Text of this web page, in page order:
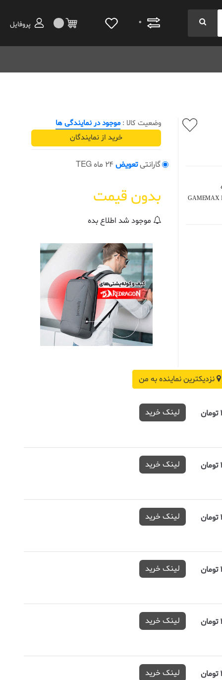
0 پروفایل
GAMEMAX
وضعیت کالا : موجود در نمایندگی ها
خرید از نمایندگان
گارانتیتعویض24 ماه TEG
بدون قیمت
موجود شد اطلاع بده
نزدیکترین نماینده به من
لینک خرید
لینک خرید
لینک خرید
لینک خرید
لینک خرید
لینک خرید